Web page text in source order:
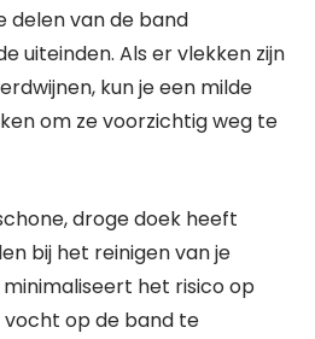
delen van de band
uiteinden. Als er vlekken zijn
kun je een milde
om ze voorzichtig weg te
droge doek heeft
bij het reinigen van je
het risico op
op de band te